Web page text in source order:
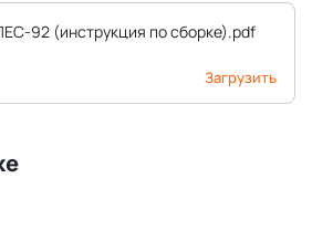
92 (инструкция по сборке).pdf
Загрузить